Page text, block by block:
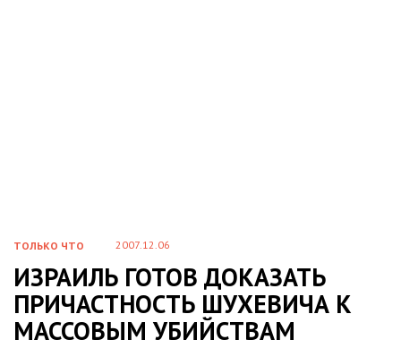
ТОЛЬКО ЧТО 2007.12.06
ИЗРАИЛЬ ГОТОВ ДОКАЗАТЬ
ПРИЧАСТНОСТЬ ШУХЕВИЧА К
МАССОВЫМ УБИЙСТВАМ